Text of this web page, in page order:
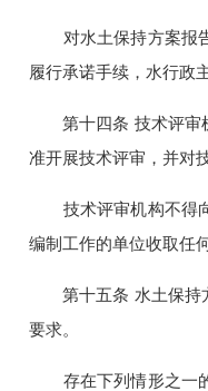
对水土保持方案报告
履行承诺手续，水行政
第十四条 技术评审
准开展技术评审，并对
技术评审机构不得向
编制工作的单位收取任
第十五条 水土保持
要求。
存在下列情形之一的